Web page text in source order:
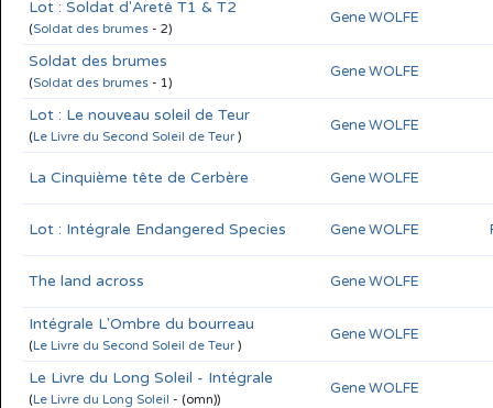
Lot : Soldat d'Aretê T1 & T2
(Soldat des brumes - 2)
Gene WOLFE
Soldat des brumes
(Soldat des brumes - 1)
Gene WOLFE
Lot : Le nouveau soleil de Teur
(Le Livre du Second Soleil de Teur)
Gene WOLFE
La Cinquième tête de Cerbère Gene WOLFE
Lot : Intégrale Endangered Species Gene WOLFE
The land across Gene WOLFE
Intégrale L'Ombre du bourreau
(Le Livre du Second Soleil de Teur)
Gene WOLFE
Le Livre du Long Soleil - Intégrale
(Le Livre du Long Soleil - (omn))
Gene WOLFE